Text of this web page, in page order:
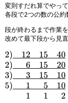
\
p
h
a
t
o
m
{
0
}
1
\
h
a
n
t
n
t
o
m
0
0
}
1
a
n
t
o
{
0
0
0
\
p
h
a
t
o
m
{
変則すだれ算でやっ
各段で2つの数の公
段が終わるまで作業
改めて最下段から見
2
)
\
u
2) 12 15 0040
2
)
\
2) 0006 15
20
3
)
3) 0003 15
10
5
5) 1 5
10
1 1 2